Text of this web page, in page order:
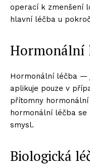
operací k zmenšení
hlavní léčba u
Hormonální
Hormonální léčba —
aplikuje pouze v
přítomny
hormonální léčba se
smysl.
Biologická